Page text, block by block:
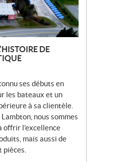
DE
ses débuts en
les bateaux et un
à sa clientèle.
nous sommes
offrir l’excellence
mais aussi de